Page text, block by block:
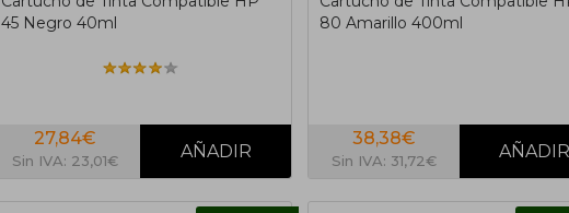
45 Negro 40ml
27,84€
Sin IVA: 23,01€
80 Amarillo 400ml
38,38€
Sin IVA: 31,72€